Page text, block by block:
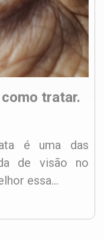
tratar.
é uma das
de visão no
essa…